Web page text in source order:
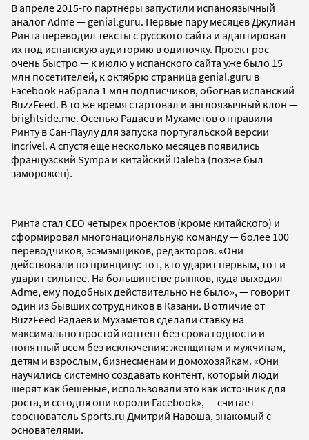
В апреле 2015-го партнеры запустили испаноязычный
аналог Adme — genial.guru. Первые пару месяцев Джулиан
Ринта переводил тексты с русского сайта и адаптировал
их под испанскую аудиторию в одиночку. Проект рос
очень быстро — к июлю у испанского сайта уже было 15
млн посетителей, к октябрю страница genial.guru в
Facebook набрала 1 млн подписчиков, обогнав испанский
BuzzFeed. В то же время стартовал и англоязычный клон —
brightside.me. Осенью Радаев и Мухаметов отправили
Ринту в Сан-Паулу для запуска португальской версии
Incrivel. А спустя еще несколько месяцев появились
французский Sympa и китайский Daleba (позже был
заморожен).
Ринта стал CEO четырех проектов (кроме китайского) и
сформировал многонациональную команду — более 100
переводчиков, эсэмэмщиков, редакторов. «Они
действовали по принципу: тот, кто ударит первым, тот и
ударит сильнее. На большинстве рынков, куда выходил
Adme, ему подобных действительно не было», — говорит
один из бывших сотрудников в Казани. В отличие от
BuzzFeed Радаев и Мухаметов сделали ставку на
максимально простой контент без срока годности и
понятный всем без исключения: женщинам и мужчинам,
детям и взрослым, бизнесменам и домохозяйкам. «Они
научились системно создавать контент, который люди
шерят как бешеные, использовали это как источник для
роста, и сегодня они короли Facebook», — считает
сооснователь Sports.ru Дмитрий Навоша, знакомый с
основателями.